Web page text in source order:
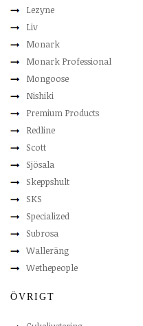
Lezyne
Liv
Monark
Monark Professional
Mongoose
Nishiki
Premium Products
Redline
Scott
Sjösala
Skeppshult
SKS
Specialized
Subrosa
Walleräng
Wethepeople
ÖVRIGT